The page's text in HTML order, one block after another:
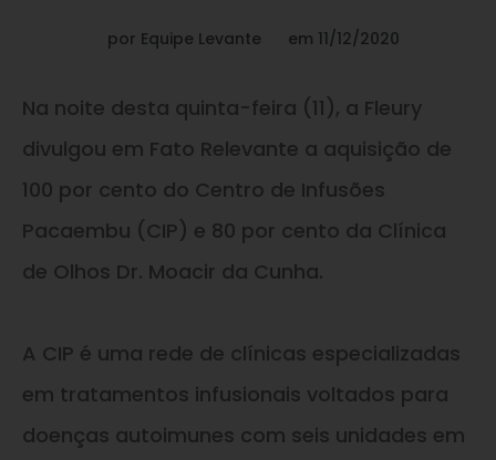
por Equipe Levante em 11/12/2020
Na noite desta quinta-feira (11), a Fleury
divulgou em Fato Relevante a aquisição de
100 por cento do Centro de Infusões
Pacaembu (CIP) e 80 por cento da Clínica
de Olhos Dr. Moacir da Cunha.
A CIP é uma rede de clínicas especializadas
em tratamentos infusionais voltados para
doenças autoimunes com seis unidades em